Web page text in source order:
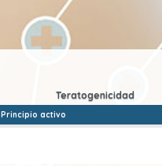
Principio activo